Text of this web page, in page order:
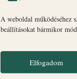
A weboldal működéséhez
beállításokat bármikor
Elfogadom